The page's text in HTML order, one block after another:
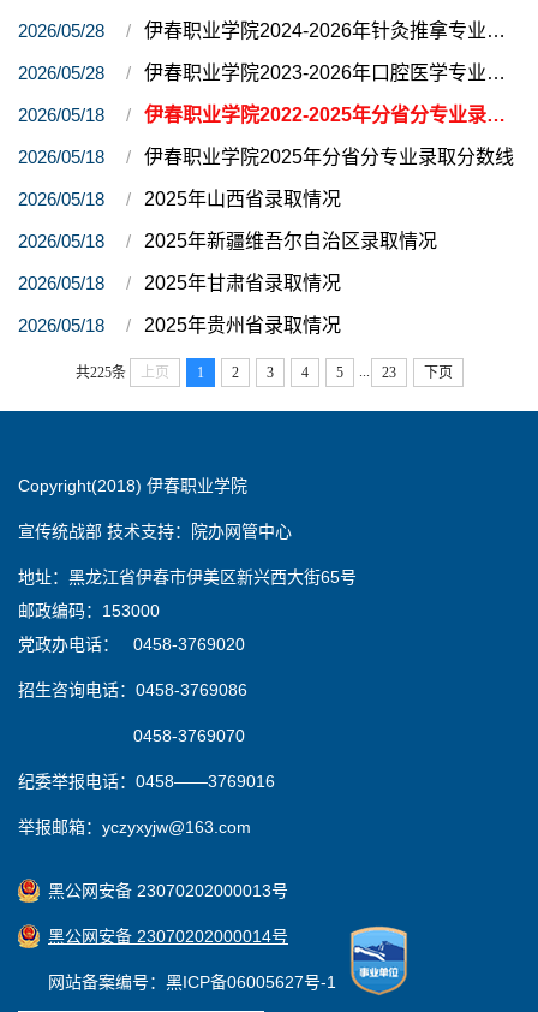
2026/05/28 伊春职业学院2024-2026年针灸推拿专业分省分科类计划及录取情况
2026/05/28 伊春职业学院2023-2026年口腔医学专业分省分科类计划及录取情况
2026/05/18 伊春职业学院2022-2025年分省分专业录取分数线
2026/05/18 伊春职业学院2025年分省分专业录取分数线
2026/05/18 2025年山西省录取情况
2026/05/18 2025年新疆维吾尔自治区录取情况
2026/05/18 2025年甘肃省录取情况
2026/05/18 2025年贵州省录取情况
共225条 上页 1 2 3 4 5 23 下页
Copyright(2018) 伊春职业学院
宣传统战部 技术支持：院办网管中心
地址：黑龙江省伊春市伊美区新兴西大街65号
邮政编码：153000
党政办电话： 0458-3769020
招生咨询电话：0458-3769086
0458-3769070
纪委举报电话：0458——3769016
举报邮箱：yczyxyjw@163.com
黑公网安备 23070202000013号
黑公网安备 23070202000014号
网站备案编号：黑ICP备06005627号-1